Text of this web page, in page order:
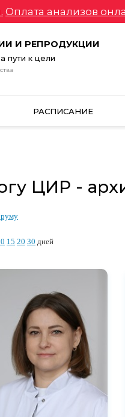
Оплата анализов
И РЕПРОДУКЦИИ
пути к цели
РАСПИСАНИЕ
ЦИР -
15 20 30 дней